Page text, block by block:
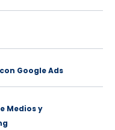
Google Ads
Medios y